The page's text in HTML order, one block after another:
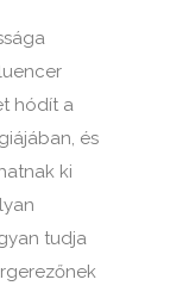
hódít a
és
ki
tudja